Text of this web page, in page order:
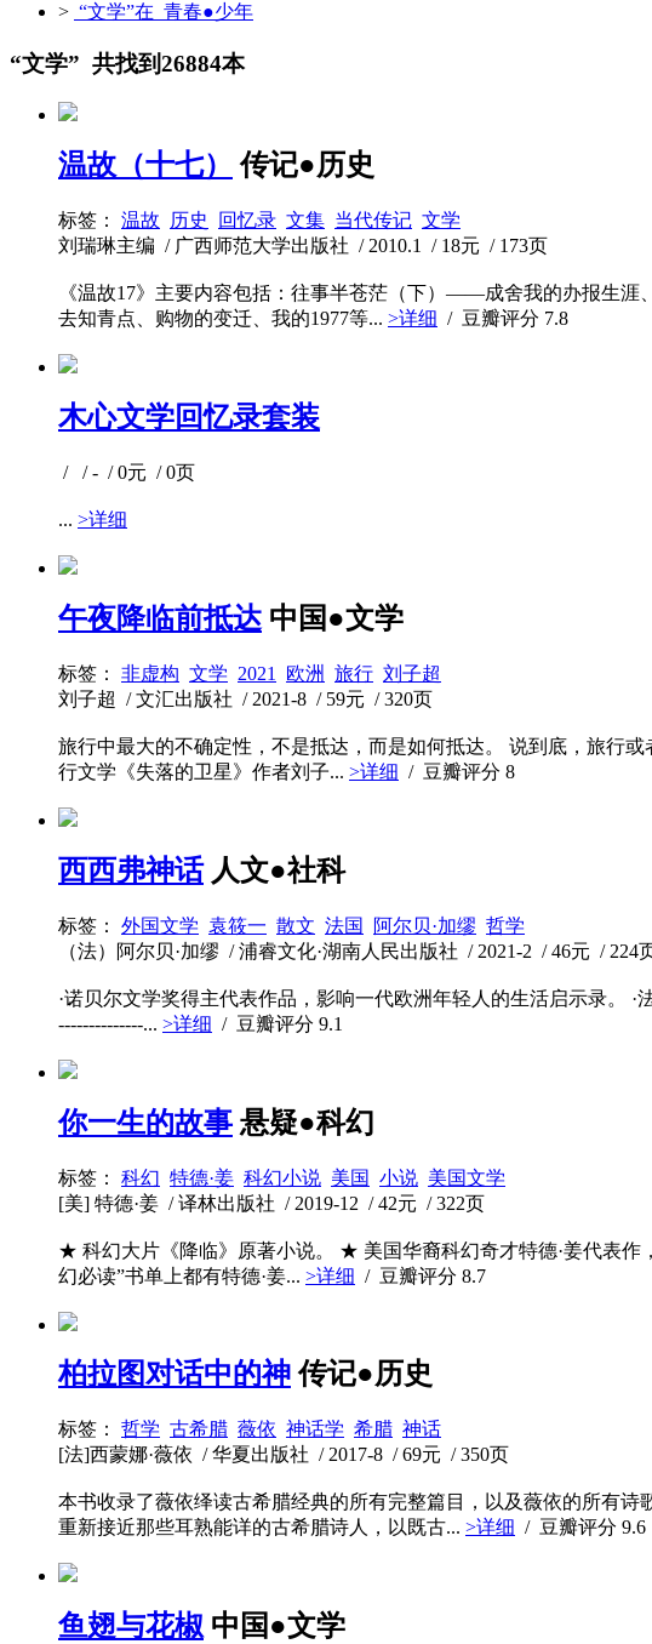
> “文学”在 青春●少年
“文学” 共找到26884本
温故（十七） 传记●历史
标签： 温故 历史 回忆录 文集 当代传记 文学
刘瑞琳主编 / 广西师范大学出版社 / 2010.1 / 18元 / 173页
《温故17》主要内容包括：往事半苍茫（下）——成舍我的办报生
去知青点、购物的变迁、我的1977等... >详细 / 豆瓣评分 7.8
木心文学回忆录套装
/ / - / 0元 / 0页
... >详细
午夜降临前抵达 中国●文学
标签： 非虚构 文学 2021 欧洲 旅行 刘子超
刘子超 / 文汇出版社 / 2021-8 / 59元 / 320页
旅行中最大的不确定性，不是抵达，而是如何抵达。 说到底，旅行
行文学《失落的卫星》作者刘子... >详细 / 豆瓣评分 8
西西弗神话 人文●社科
标签： 外国文学 袁筱一 散文 法国 阿尔贝·加缪 哲学
（法）阿尔贝·加缪 / 浦睿文化·湖南人民出版社 / 2021-2 / 46元 / 224
·诺贝尔文学奖得主代表作品，影响一代欧洲年轻人的生活启示录。
--------------... >详细 / 豆瓣评分 9.1
你一生的故事 悬疑●科幻
标签： 科幻 特德·姜 科幻小说 美国 小说 美国文学
[美] 特德·姜 / 译林出版社 / 2019-12 / 42元 / 322页
★ 科幻大片《降临》原著小说。 ★ 美国华裔科幻奇才特德·姜代表
幻必读”书单上都有特德·姜... >详细 / 豆瓣评分 8.7
柏拉图对话中的神 传记●历史
标签： 哲学 古希腊 薇依 神话学 希腊 神话
[法]西蒙娜·薇依 / 华夏出版社 / 2017-8 / 69元 / 350页
本书收录了薇依绎读古希腊经典的所有完整篇目，以及薇依的所有
重新接近那些耳熟能详的古希腊诗人，以既古... >详细 / 豆瓣评分 9.6
鱼翅与花椒 中国●文学